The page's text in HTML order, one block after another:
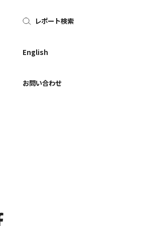
レポート検索
English
お問い合わせ